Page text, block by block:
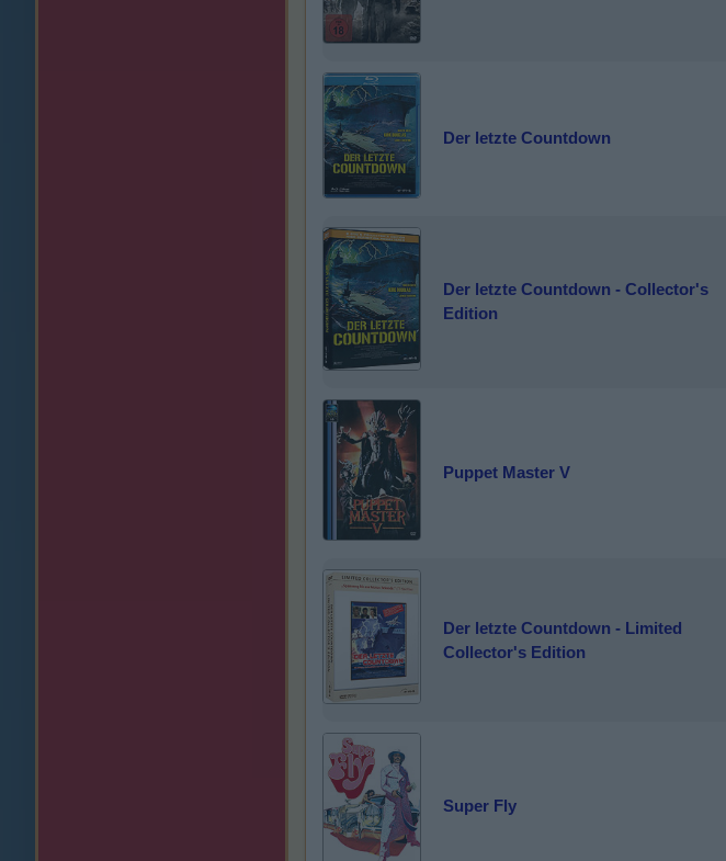
Der letzte Countdown
Der letzte Countdown - Collector's
Edition
Puppet Master V
Der letzte Countdown - Limited
Collector's Edition
Super Fly